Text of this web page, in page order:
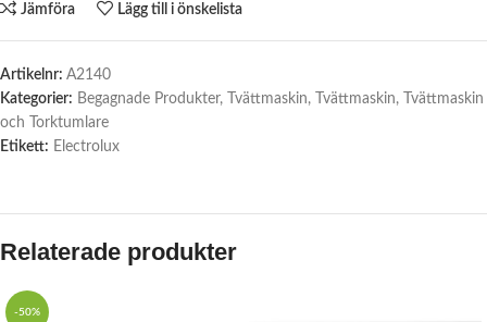
Jämföra Lägg till i önskelista
Artikelnr: A2140
Kategorier: Begagnade Produkter, Tvättmaskin, Tvättmaskin,
Tvättmaskin
och Torktumlare
Etikett: Electrolux
Relaterade produkter
-50%